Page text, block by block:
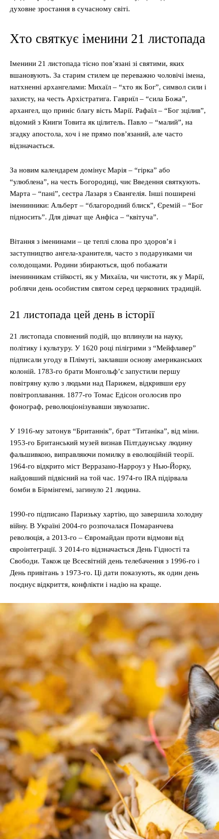
духовне зростання в сучасному світі.
Хто святкує іменини 21 листопада
Іменини 21 листопада тісно пов’язані зі святими, яких
вшановують. За старим стилем це переважно чоловічі імена,
натхненні архангелами: Михаїл – “хто як Бог”, символ сили і
захисту, на честь Архістратига. Гавриїл – “сила Божа”,
архангел, що приніс благу вість Марії. Рафаїл – “Бог зцілив”,
відомий з Книги Товита як цілитель. Павло – “малий”, на
згадку апостола, хоч і не прямо пов’язаний, але часто
відзначається.
За новим календарем домінує Марія – “гірка” або
“улюблена”, на честь Богородиці, чиє Введення святкують.
Марта – “пані”, сестра Лазаря з Євангелія. Інші поширені
іменинники: Альберт – “благородний блиск”, Єремій – “Бог
підносить”. Для дівчат ще Анфіса – “квітуча”.
Вітання з іменинами – це теплі слова про здоров’я і
заступництво ангела-хранителя, часто з подарунками чи
солодощами. Родини збираються, щоб побажати
іменинникам стійкості, як у Михаїла, чи чистоти, як у Марії,
роблячи день особистим святом серед церковних традицій.
21 листопада цей день в історії
21 листопада сповнений подій, що вплинули на науку,
політику і культуру. У 1620 році пілігрими з “Мейфлавер”
підписали угоду в Плімуті, заклавши основу американських
колоній. 1783-го брати Монгольф’є запустили першу
повітряну кулю з людьми над Парижем, відкривши еру
повітроплавання. 1877-го Томас Едісон оголосив про
фонограф, революціонізувавши звукозапис.
У 1916-му затонув “Британнік”, брат “Титаніка”, від міни.
1953-го Британський музей визнав Пілтдаунську людину
фальшивкою, виправляючи помилку в еволюційній теорії.
1964-го відкрито міст Верразано-Нарроуз у Нью-Йорку,
найдовший підвісний на той час. 1974-го IRA підірвала
бомби в Бірмінгемі, загинуло 21 людина.
1990-го підписано Паризьку хартію, що завершила холодну
війну. В Україні 2004-го розпочалася Помаранчева
революція, а 2013-го – Євромайдан проти відмови від
євроінтеграції. З 2014-го відзначається День Гідності та
Свободи. Також це Всесвітній день телебачення з 1996-го і
День привітань з 1973-го. Ці дати показують, як один день
поєднує відкриття, конфлікти і надію на краще.